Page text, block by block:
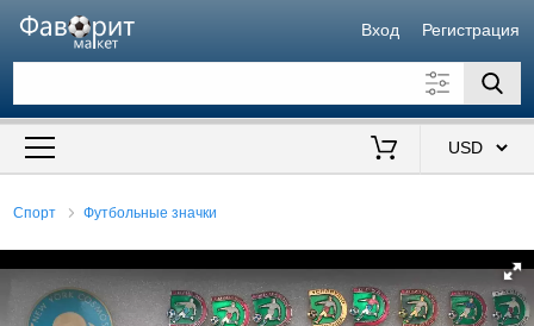
Вход Регистрация
Искать также в описании
Спорт Футбольные значки